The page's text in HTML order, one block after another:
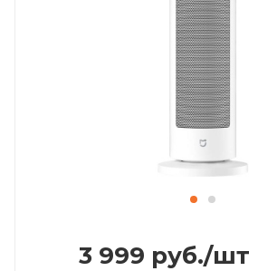
3 999 руб./шт